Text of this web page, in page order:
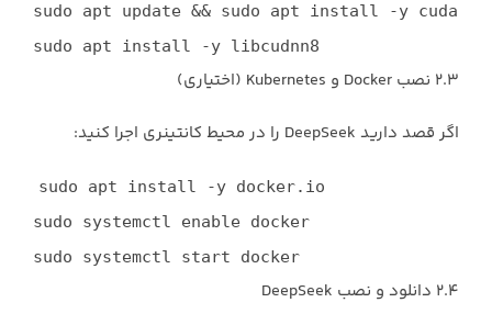
sudo apt update && sudo apt install -y cuda
sudo apt install -y libcudnn8
۲.۳ نصب Docker و Kubernetes (اختیاری)
اگر قصد دارید DeepSeek را در محیط کانتینری اجرا کنید:
sudo apt install -y docker.io
sudo systemctl enable docker
sudo systemctl start docker
۲.۴ دانلود و نصب DeepSeek